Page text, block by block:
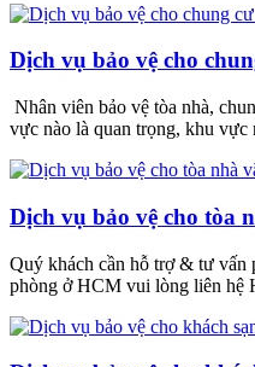
Dịch vụ bảo vệ cho
Nhân viên bảo vệ tòa nhà,
vực nào là quan trọng, khu vực
Dịch vụ bảo vệ cho tòa
Quý khách cần hỗ trợ & tư vấn
phòng ở HCM vui lòng liên hệ